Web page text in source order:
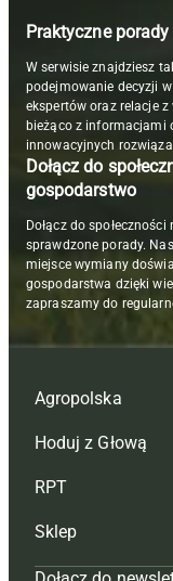
Praktyczne
W serwisie znajdziesz
podejmowanie decyzji
ekspertów oraz relacje
bieżąco z informacjami
innowacyjnych
Dołącz do
gospodarstwo
Dołącz do
sprawdzone porady.
miejsce wymiany
gospodarstwa dzięki
zapraszamy do
Agropolska
Redakcja
Reklama
Tagi
Hoduj z Głową
Hoduj z głową bydło
Hoduj z głową świnie
RPT
Redakcja
Sklep